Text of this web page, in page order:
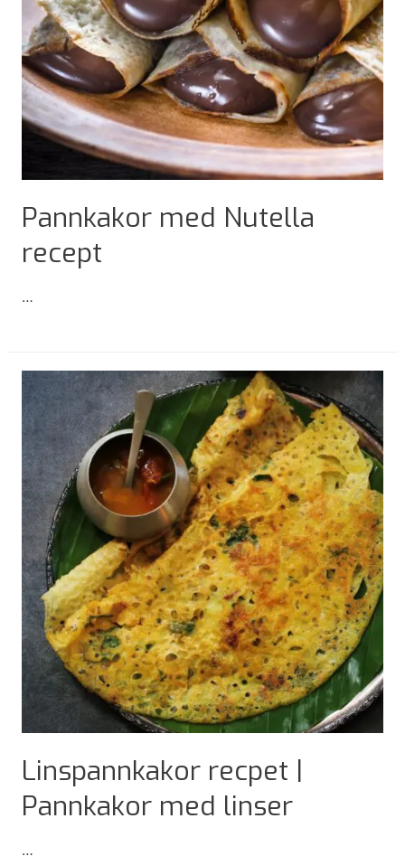
Pannkakor med Nutella
recept
…
med
Nutella
recept
Linspannkakor recpet |
Pannkakor med linser
…